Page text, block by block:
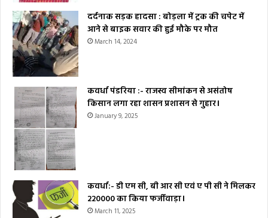
दर्दनाक सड़क हादसा : बोड़ला में ट्रक की चपेट में
आने से बाइक सवार की हुई मौके पर मौत
March 14, 2024
कवर्धा पंडरिया :- राजस्व सीमांकन से असंतोष
किसान लगा रहा शासन प्रशासन से गुहार।
January 9, 2025
कवर्धा:- डी एम सी, बी आर सी एवं ए पी सी ने मिलकर
₹220000 का किया फर्जीवाड़ा।
March 11, 2025